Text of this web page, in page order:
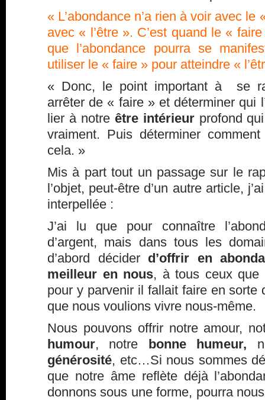
« L’abondance n’a rien à voir avec
avec « l’être ». C’est quand le «
que l’abondance pourra se
utiliser le « faire » pour atteindre «
« Donc, le point important à se
arrêter de « faire » et déterminer qui
lier à notre être intérieurprofond
vraiment. Puis déterminer
cela. »
Mis à part tout un passage sur le
l’objet, peut-être d’un autre article,
interpellée :
J’ai lu que pour connaître
d’argent, mais dans tous les
d’abord décider d’offrir en
meilleur en nous, à tous ceux que
pour y parvenir il fallait faire en sorte
que nous voulions vivre nous-même.
Nous pouvons offrir notre amour,
humour, notre bonne humeur,
générosité, etc…Si nous sommes
que notre âme reflète déjà
donnons sous une forme, pourra